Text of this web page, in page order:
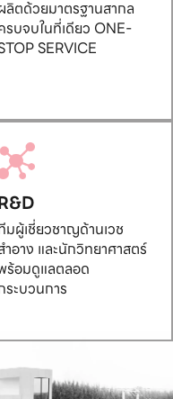
ลิตด้วยมาตรฐานสากล
รบจบในที่เดียว ONE-
SERVICE
มผู้เชี่ยวชาญด้านเวช
ำอาง และนักวิทยาศาสตร์
ร้อมดูแลตลอด
ระบวนการ